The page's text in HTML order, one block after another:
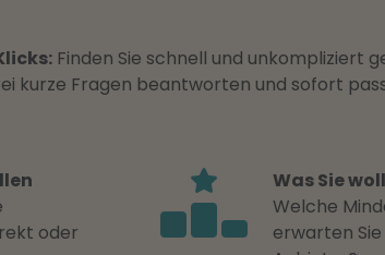
Finden Sie schnell und unkompliziert
kurze Fragen beantworten und sofort
oder
Was Sie
Welche
erwarten